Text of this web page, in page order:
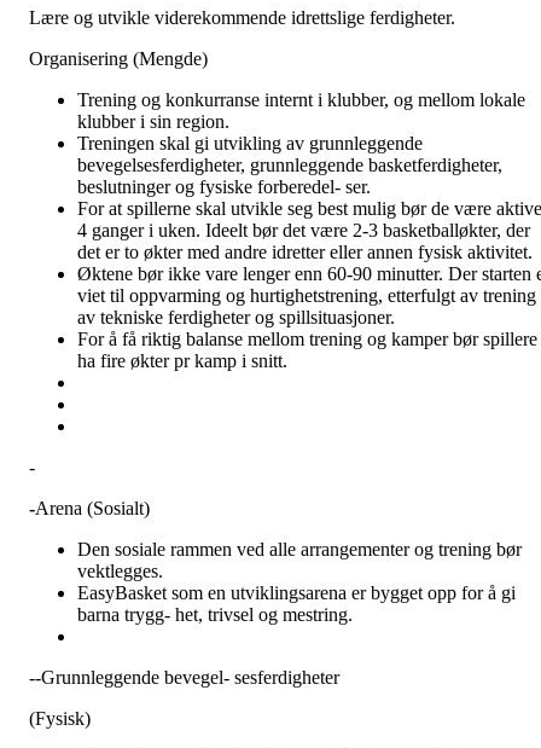
Lære og utvikle viderekommende idrettslige ferdigheter.
Organisering (Mengde)
Trening og konkurranse internt i klubber, og mellom lokale
klubber i sin region.
Treningen skal gi utvikling av grunnleggende
bevegelsesferdigheter, grunnleggende basketferdigheter,
beslutninger og fysiske forberedel- ser.
For at spillerne skal utvikle seg best mulig bør de være aktive
4 ganger i uken. Ideelt bør det være 2-3 basketballøkter, der
det er to økter med andre idretter eller annen fysisk aktivitet.
Øktene bør ikke vare lenger enn 60-90 minutter. Der starten
viet til oppvarming og hurtighetstrening, etterfulgt av trening
av tekniske ferdigheter og spillsituasjoner.
For å få riktig balanse mellom trening og kamper bør spillere
ha fire økter pr kamp i snitt.
-
-Arena (Sosialt)
Den sosiale rammen ved alle arrangementer og trening bør
vektlegges.
EasyBasket som en utviklingsarena er bygget opp for å gi
barna trygg- het, trivsel og mestring.
--Grunnleggende bevegel- sesferdigheter
(Fysisk)